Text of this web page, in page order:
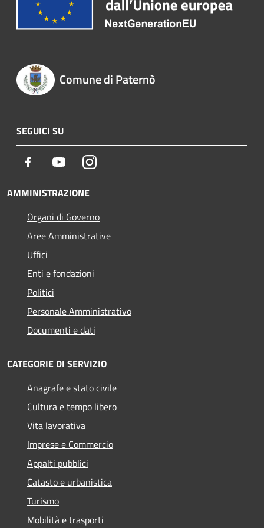
Comune di Paternò
SEGUICI SU
Facebook YoutubeInstagram
AMMINISTRAZIONE
Organi di Governo
Aree Amministrative
Uffici
Enti e fondazioni
Politici
Personale Amministrativo
Documenti e dati
CATEGORIE DI SERVIZIO
Anagrafe e stato civile
Cultura e tempo libero
Vita lavorativa
Imprese e Commercio
Appalti pubblici
Catasto e urbanistica
Turismo
Mobilità e trasporti